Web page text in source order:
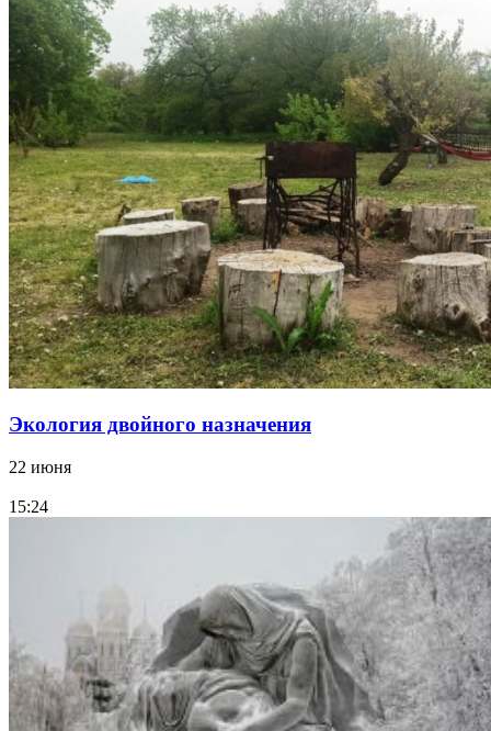
Экология двойного назначения
22 июня
15:24